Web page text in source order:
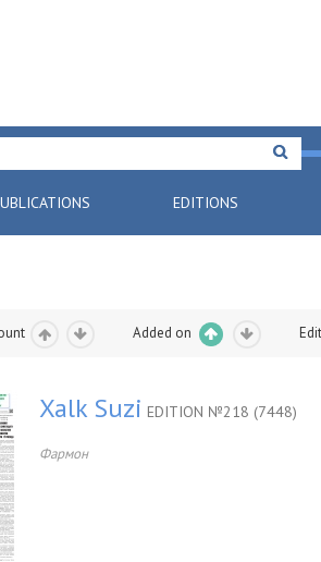
EDITIONS
Added on
Xalk Suzi EDITION №218 (7448)
Фармон